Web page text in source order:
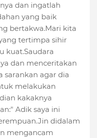
dan ingatlah
yang baik
bertakwa.Mari kita
tertimpa sihir
kuat.Saudara
dan menceritakan
sarankan agar dia
melakukan
kakaknya
Adik saya ini
didalam
mengancam